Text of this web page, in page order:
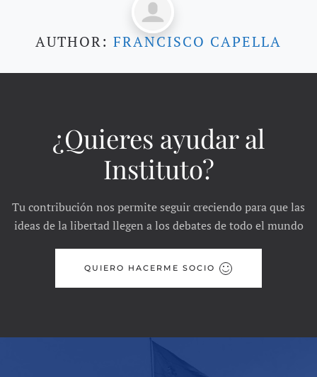
AUTHOR: FRANCISCO CAPELLA
¿Quieres ayudar al
Instituto?
Tu contribución nos permite seguir creciendo para que las
ideas de la libertad llegen a los debates de todo el mundo
QUIERO HACERME SOCIO